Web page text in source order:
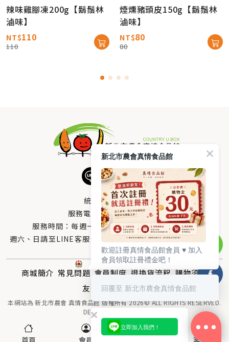
辣味雞腳凍200g【鬍鬚林
滷味】
NT$110
110
煙燻豬頭皮150g【鬍鬚林
滷味】
NT$80
80
統編：33378005
服務電話：0800-666-980
服務時間：每週一至週五AM 8：10～PM 5：00
週六、日請至LINE客服留言 LINE@帳號搜尋：@uboxorg
商城簡介 常見問題 會員制度 退換貨流程 購物須知
友情連結 聯絡我們
本網站為 新北市農會 真情食品館 版權所有 2026© ALL RIGHTS RESERVED.
DESIGNED BY
首頁 會員 客服
新北市農會真情食品館
歡迎註冊真情食品館會員 ♥️ 加入
會員領取註冊禮金吧！
回覆至 新北市農會真情食品館
立即加入我們！